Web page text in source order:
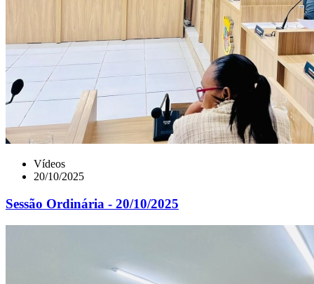
Vídeos
20/10/2025
Sessão Ordinária - 20/10/2025